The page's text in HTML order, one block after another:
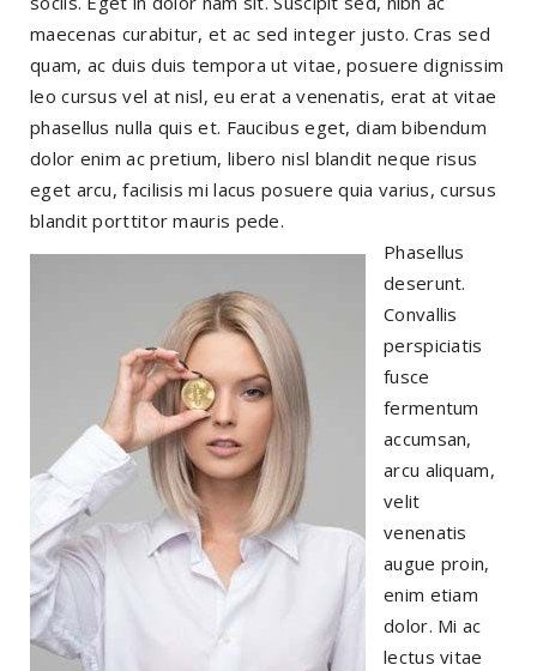
maecenas curabitur, et ac sed integer justo. Cras sed
quam, ac duis duis tempora ut vitae, posuere dignissim
leo cursus vel at nisl, eu erat a venenatis, erat at vitae
phasellus nulla quis et. Faucibus eget, diam bibendum
dolor enim ac pretium, libero nisl blandit neque risus
eget arcu, facilisis mi lacus posuere quia varius, cursus
blandit porttitor mauris pede.
Phasellus
deserunt.
Convallis
perspiciatis
fusce
fermentum
accumsan,
arcu aliquam,
velit
venenatis
augue proin,
enim etiam
dolor. Mi ac
lectus vitae